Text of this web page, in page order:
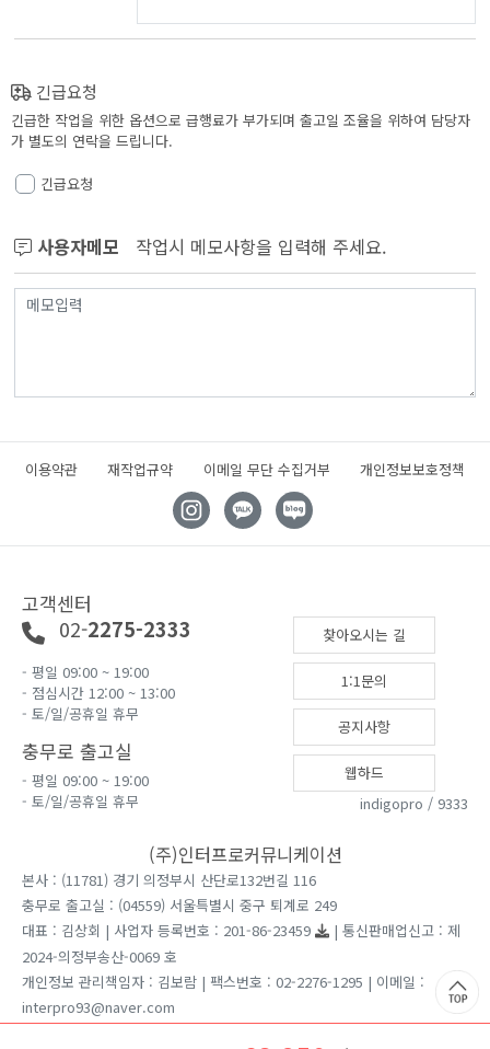
긴급요청
긴급한 작업을 위한 옵션으로 급행료가 부가되며 출고일 조율을 위하여 담당자
가 별도의 연락을 드립니다.
긴급요청
사용자메모 작업시 메모사항을 입력해 주세요.
이용약관 재작업규약 이메일 무단 수집거부 개인정보보호정책
고객센터
02-2275-2333
- 평일 09:00 ~ 19:00
- 점심시간 12:00 ~ 13:00
- 토/일/공휴일 휴무
충무로 출고실
- 평일 09:00 ~ 19:00
- 토/일/공휴일 휴무
찾아오시는 길
1:1문의
공지사항
웹하드
indigopro / 9333
(주)인터프로커뮤니케이션
본사 : (11781) 경기 의정부시 산단로132번길 116
충무로 출고실 : (04559) 서울특별시 중구 퇴계로 249
대표 : 김상회 | 사업자 등록번호 : 201-86-23459
| 통신판매업신고 : 제
2024-의정부송산-0069 호
개인정보 관리책임자 : 김보람 | 팩스번호 : 02-2276-1295 | 이메일 :
interpro93@naver.com